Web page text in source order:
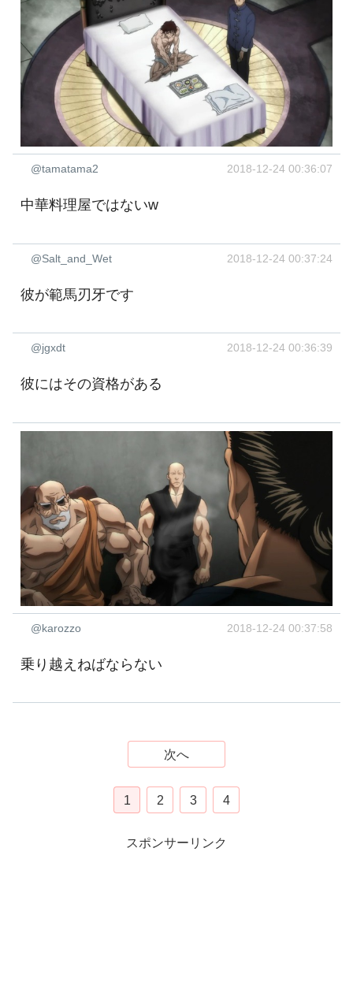
@tamatama2 2018-12-24 00:36:07
中華料理屋ではないw
@Salt_and_Wet 2018-12-24 00:37:24
彼が範馬刃牙です
@jgxdt 2018-12-24 00:36:39
彼にはその資格がある
@karozzo 2018-12-24 00:37:58
乗り越えねばならない
次へ
1 2 3 4
スポンサーリンク